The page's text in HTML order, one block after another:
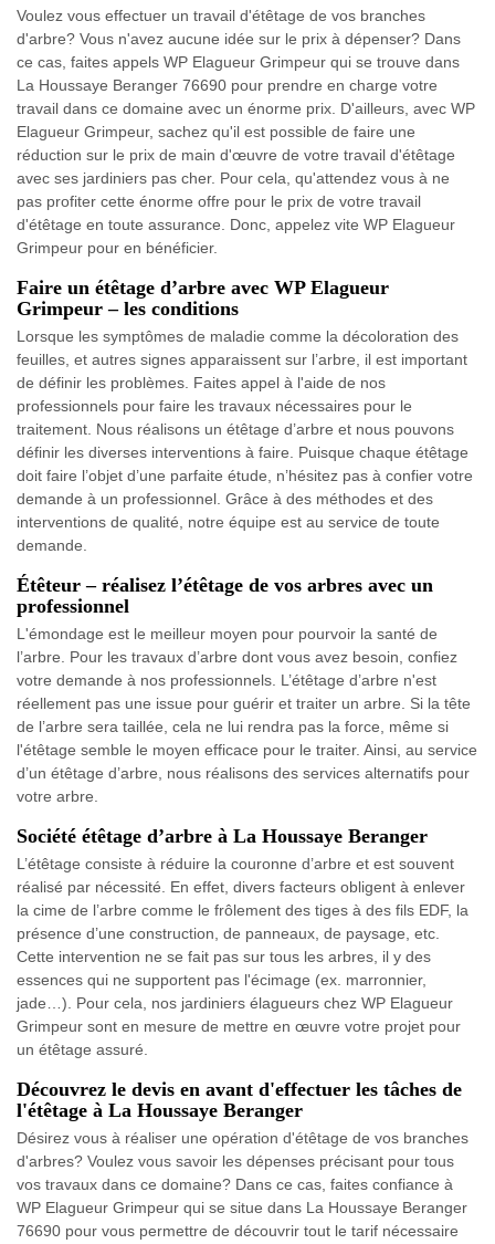
Voulez vous effectuer un travail d'étêtage de vos branches
d'arbre? Vous n'avez aucune idée sur le prix à dépenser? Dans
ce cas, faites appels WP Elagueur Grimpeur qui se trouve dans
La Houssaye Beranger 76690 pour prendre en charge votre
travail dans ce domaine avec un énorme prix. D'ailleurs, avec WP
Elagueur Grimpeur, sachez qu'il est possible de faire une
réduction sur le prix de main d'œuvre de votre travail d'étêtage
avec ses jardiniers pas cher. Pour cela, qu'attendez vous à ne
pas profiter cette énorme offre pour le prix de votre travail
d'étêtage en toute assurance. Donc, appelez vite WP Elagueur
Grimpeur pour en bénéficier.
Faire un étêtage d’arbre avec WP Elagueur
Grimpeur – les conditions
Lorsque les symptômes de maladie comme la décoloration des
feuilles, et autres signes apparaissent sur l’arbre, il est important
de définir les problèmes. Faites appel à l'aide de nos
professionnels pour faire les travaux nécessaires pour le
traitement. Nous réalisons un étêtage d’arbre et nous pouvons
définir les diverses interventions à faire. Puisque chaque étêtage
doit faire l’objet d’une parfaite étude, n’hésitez pas à confier votre
demande à un professionnel. Grâce à des méthodes et des
interventions de qualité, notre équipe est au service de toute
demande.
Étêteur – réalisez l’étêtage de vos arbres avec un
professionnel
L'émondage est le meilleur moyen pour pourvoir la santé de
l’arbre. Pour les travaux d’arbre dont vous avez besoin, confiez
votre demande à nos professionnels. L’étêtage d’arbre n'est
réellement pas une issue pour guérir et traiter un arbre. Si la tête
de l’arbre sera taillée, cela ne lui rendra pas la force, même si
l'étêtage semble le moyen efficace pour le traiter. Ainsi, au service
d’un étêtage d’arbre, nous réalisons des services alternatifs pour
votre arbre.
Société étêtage d’arbre à La Houssaye Beranger
L’étêtage consiste à réduire la couronne d’arbre et est souvent
réalisé par nécessité. En effet, divers facteurs obligent à enlever
la cime de l’arbre comme le frôlement des tiges à des fils EDF, la
présence d’une construction, de panneaux, de paysage, etc.
Cette intervention ne se fait pas sur tous les arbres, il y des
essences qui ne supportent pas l'écimage (ex. marronnier,
jade…). Pour cela, nos jardiniers élagueurs chez WP Elagueur
Grimpeur sont en mesure de mettre en œuvre votre projet pour
un étêtage assuré.
Découvrez le devis en avant d'effectuer les tâches de
l'étêtage à La Houssaye Beranger
Désirez vous à réaliser une opération d'étêtage de vos branches
d'arbres? Voulez vous savoir les dépenses précisant pour tous
vos travaux dans ce domaine? Dans ce cas, faites confiance à
WP Elagueur Grimpeur qui se situe dans La Houssaye Beranger
76690 pour vous permettre de découvrir tout le tarif nécessaire